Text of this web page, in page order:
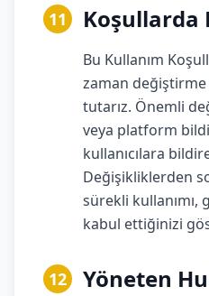
11 Koşullarda
Bu Kullanım
zaman değiştirme
tutarız. Önemli
veya platform
kullanıcılara
Değişikliklerden
sürekli kullanımı,
kabul ettiğinizi
12 Yöneten